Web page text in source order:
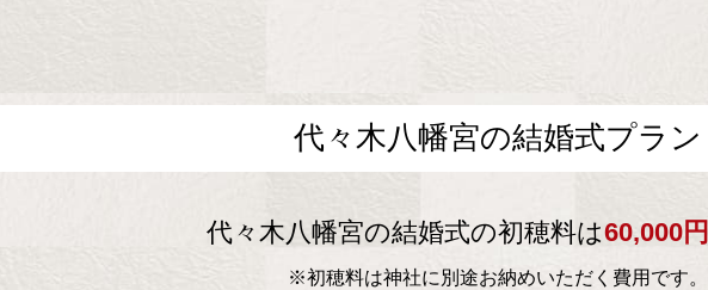
代々木八幡宮の結婚式プラン
代々木八幡宮の結婚式の初穂料は60,000円
※初穂料は神社に別途お納めいただく費用です。